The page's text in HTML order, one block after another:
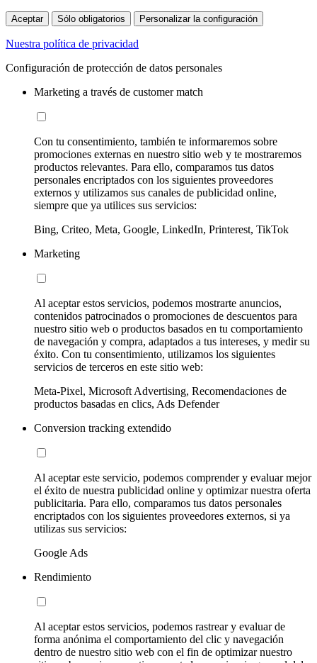
Aceptar Sólo obligatorios Personalizar la configuración
Nuestra política de privacidad
Configuración de protección de datos personales
Marketing a través de customer match
Con tu consentimiento, también te informaremos sobre
promociones externas en nuestro sitio web y te mostraremos
productos relevantes. Para ello, comparamos tus datos
personales encriptados con los siguientes proveedores
externos y utilizamos sus canales de publicidad online,
siempre que ya utilices sus servicios:
Bing, Criteo, Meta, Google, LinkedIn, Printerest, TikTok
Marketing
Al aceptar estos servicios, podemos mostrarte anuncios,
contenidos patrocinados o promociones de descuentos para
nuestro sitio web o productos basados en tu comportamiento
de navegación y compra, adaptados a tus intereses, y medir su
éxito. Con tu consentimiento, utilizamos los siguientes
servicios de terceros en este sitio web:
Meta-Pixel, Microsoft Advertising, Recomendaciones de
productos basadas en clics, Ads Defender
Conversion tracking extendido
Al aceptar este servicio, podemos comprender y evaluar mejor
el éxito de nuestra publicidad online y optimizar nuestra oferta
publicitaria. Para ello, comparamos tus datos personales
encriptados con los siguientes proveedores externos, si ya
utilizas sus servicios:
Google Ads
Rendimiento
Al aceptar estos servicios, podemos rastrear y evaluar de
forma anónima el comportamiento del clic y navegación
dentro de nuestro sitio web con el fin de optimizar nuestro